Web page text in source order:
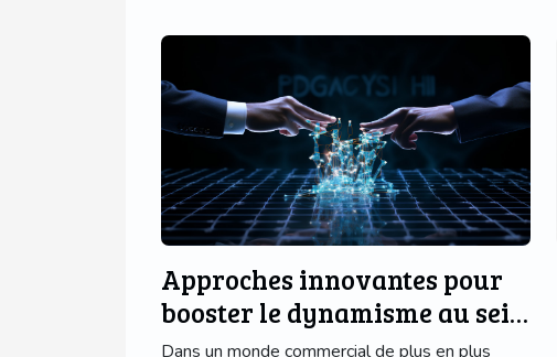
Approches innovantes pour
booster le dynamisme au sein
de votre entreprise
Dans un monde commercial de plus en plus